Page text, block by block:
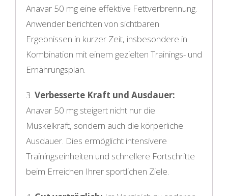
Anavar 50 mg eine effektive Fettverbrennung.
Anwender berichten von sichtbaren
Ergebnissen in kurzer Zeit, insbesondere in
Kombination mit einem gezielten Trainings- und
Ernährungsplan.
3. Verbesserte Kraft und Ausdauer:
Anavar 50 mg steigert nicht nur die
Muskelkraft, sondern auch die körperliche
Ausdauer. Dies ermöglicht intensivere
Trainingseinheiten und schnellere Fortschritte
beim Erreichen Ihrer sportlichen Ziele.